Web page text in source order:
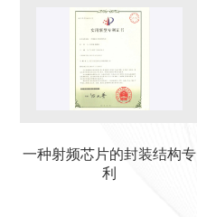
一种射频芯片的封装结构专
利